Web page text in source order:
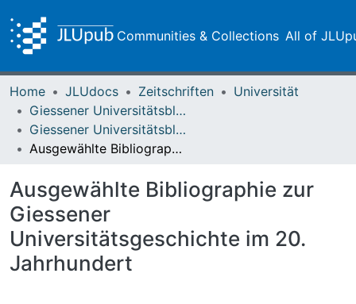
Communities & Collections All of
Home JLUdocs Zeitschriften
Universität
Giessener Universitätsblätter
Giessener Universitätsblätter 15 (1982) Heft 3
Ausgewählte Bibliographie zur Giessener Universitätsgeschichte im 20. Jahrhundert
Ausgewählte Bibliographie zur
Giessener
Universitätsgeschichte im 20.
Jahrhundert